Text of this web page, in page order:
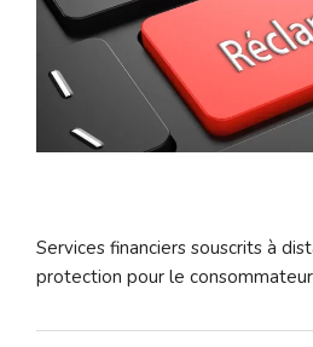
Services financiers souscrits à
protection pour le